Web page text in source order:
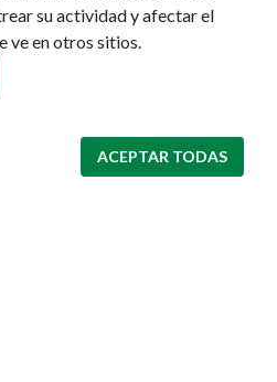
su actividad y afectar el
ve en otros sitios.
ACEPTAR TODAS